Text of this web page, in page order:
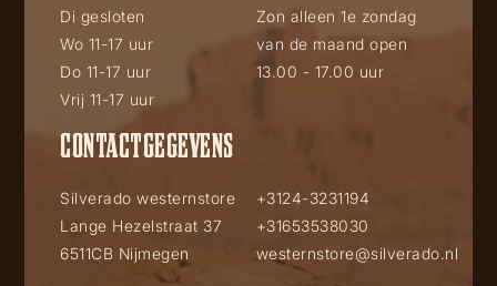
Di gesloten
Wo 11-17 uur
Do 11-17 uur
Vrij 11-17 uur
Zon alleen 1e zondag
van de maand open
13.00 - 17.00 uur
CONTACTGEGEVENS
Silverado westernstore
Lange Hezelstraat 37
6511CB Nijmegen
+3124-3231194
+31653538030
westernstore@silverado.nl